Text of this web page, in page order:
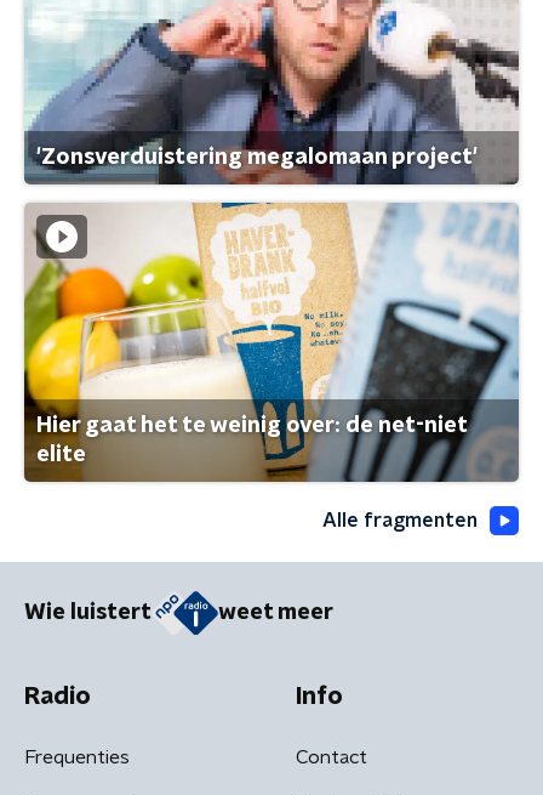
'Zonsverduistering megalomaan project'
Hier gaat het te weinig over: de net-niet
elite
Alle fragmenten
Wie luistert weet meer
Radio
Frequenties
Info
Contact